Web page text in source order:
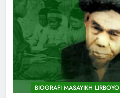
BIOGRAFI MASAYIKH LIRBOYO